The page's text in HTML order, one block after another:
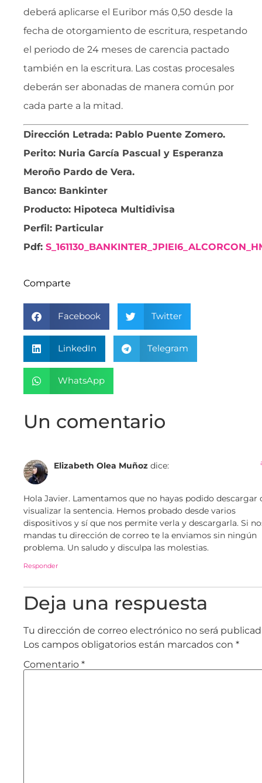
deberá aplicarse el Euribor más 0,50 desde la
fecha de otorgamiento de escritura, respetando
el periodo de 24 meses de carencia pactado
también en la escritura. Las costas procesales
deberán ser abonadas de manera común por
cada parte a la mitad.
Dirección Letrada: Pablo Puente Zomero.
Perito: Nuria García Pascual y Esperanza
Meroño Pardo de Vera.
Banco: Bankinter
Producto: Hipoteca Multidivisa
Perfil: Particular
Pdf:
Comparte
Facebook Twitter
LinkedIn Telegram
WhatsApp
Un comentario
Elizabeth Olea Muñoz dice:
Hola Javier. Lamentamos que no hayas podido descargar
visualizar la sentencia. Hemos probado desde varios
dispositivos y sí que nos permite verla y descargarla. Si
mandas tu dirección de correo te la enviamos sin ningún
problema. Un saludo y disculpa las molestias.
Responder
Deja una respuesta
Tu dirección de correo electrónico no será
Los campos obligatorios están marcados con *
Comentario *